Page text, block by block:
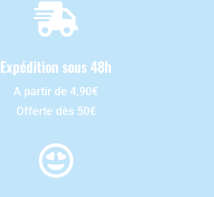

Expédition sous 48h
A partir de 4,90€
Offerte dès 50€
